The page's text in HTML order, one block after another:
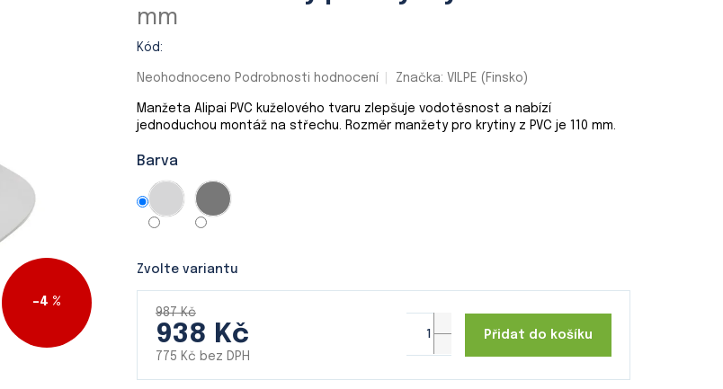
–4 %
Barva
Manžeta Alipai PVC kuželového tvaru zlepšuje vodotěsnost a nabízí
jednoduchou montáž na střechu. Rozměr manžety pro krytiny z PVC je 110 mm.
mm
Kód:
Průměrné
produktu
je
z
hvězdiček.
Neohodnoceno Podrobnosti hodnocení Značka: VILPE (Finsko)
Zvolte variantu
987 Kč
938 Kč
775 Kč bez DPH
Přidat do košíku